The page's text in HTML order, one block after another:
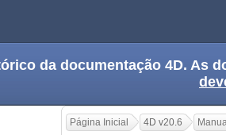
da documentação 4D. As
Página Inicial 4D v20.6